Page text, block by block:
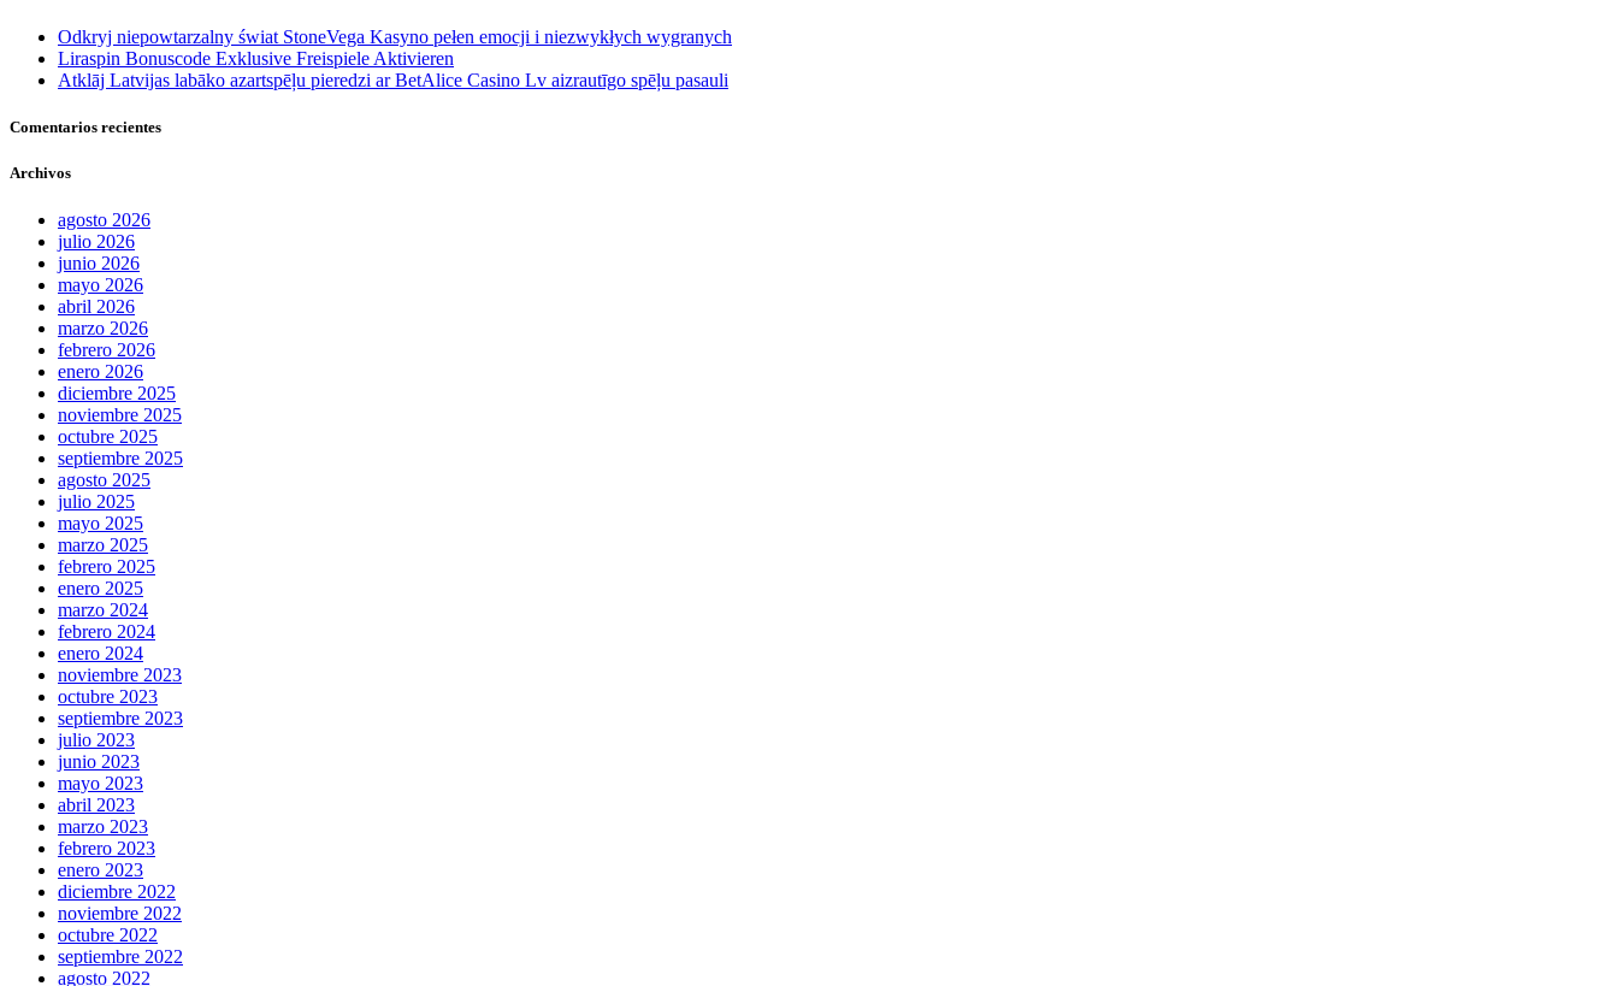
Odkryj niepowtarzalny świat StoneVega Kasyno pełen emocji i niezwykłych wygranych
Liraspin Bonuscode Exklusive Freispiele Aktivieren
Atklāj Latvijas labāko azartspēļu pieredzi ar BetAlice Casino Lv aizrautīgo spēļu pasauli
Comentarios recientes
Archivos
agosto 2026
julio 2026
junio 2026
mayo 2026
abril 2026
marzo 2026
febrero 2026
enero 2026
diciembre 2025
noviembre 2025
octubre 2025
septiembre 2025
agosto 2025
julio 2025
mayo 2025
marzo 2025
febrero 2025
enero 2025
marzo 2024
febrero 2024
enero 2024
noviembre 2023
octubre 2023
septiembre 2023
julio 2023
junio 2023
mayo 2023
abril 2023
marzo 2023
febrero 2023
enero 2023
diciembre 2022
noviembre 2022
octubre 2022
septiembre 2022
agosto 2022